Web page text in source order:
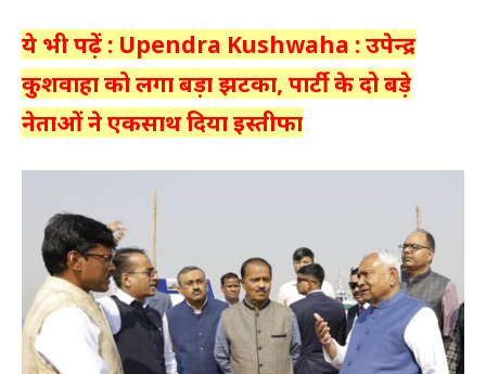
ये भी पढ़ें : Upendra Kushwaha : उपेन्द्र
कुशवाहा को लगा बड़ा झटका, पार्टी के दो बड़े
नेताओं ने एकसाथ दिया इस्तीफा